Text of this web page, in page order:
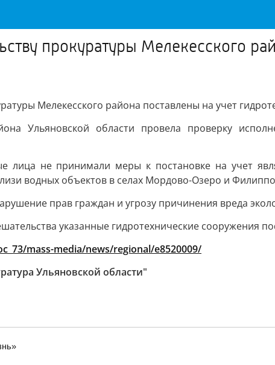
прокуратуры Мелекесского
Мелекесского района поставлены на учет
Ульяновской области провела проверку
лица не принимали меры к постановке на учет
водных объектов в селах Мордово-Озеро и
прав граждан и угрозу причинения вреда
указанные гидротехнические сооружения
mass-media/news/regional/e8520009/
Ульяновской области"